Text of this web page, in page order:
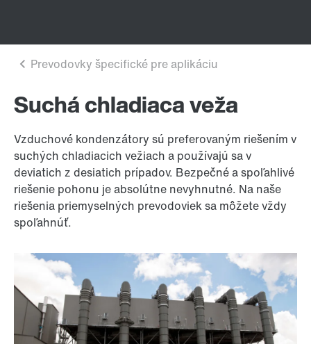
Suchá chladiaca veža
Vzduchové kondenzátory sú preferovaným riešením v
suchých chladiacich vežiach a používajú sa v
deviatich z desiatich prípadov. Bezpečné a spoľahlivé
riešenie pohonu je absolútne nevyhnutné. Na naše
riešenia priemyselných prevodoviek sa môžete vždy
spoľahnúť.